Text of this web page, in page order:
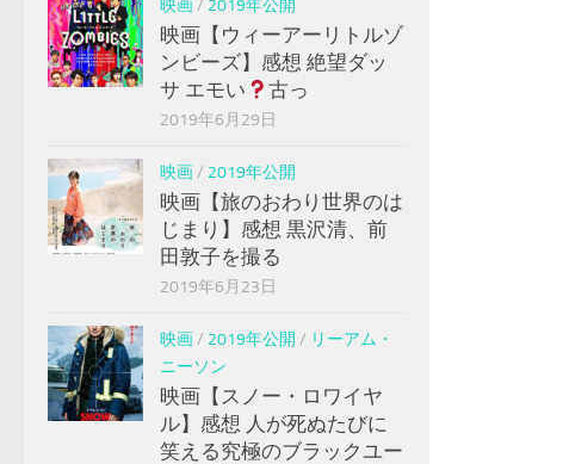
映画/ 2019年公開
映画【ウィーアーリトルゾ
ンビーズ】感想 絶望ダッ
サ エモい
古っ
2019年6月29日
映画/ 2019年公開
映画【旅のおわり世界のは
じまり】感想 黒沢清、前
田敦子を撮る
2019年6月23日
映画/ 2019年公開 / リーアム・
ニーソン
映画【スノー・ロワイヤ
ル】感想 人が死ぬたびに
笑える究極のブラックユー